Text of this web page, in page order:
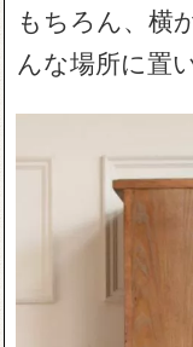
もちろん、横
んな場所に置